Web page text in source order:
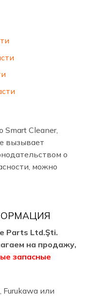
Smart Cleaner,
вызывает
о
можно
Parts Ltd.Şti.
на продажу,
запасные
Furukawa или